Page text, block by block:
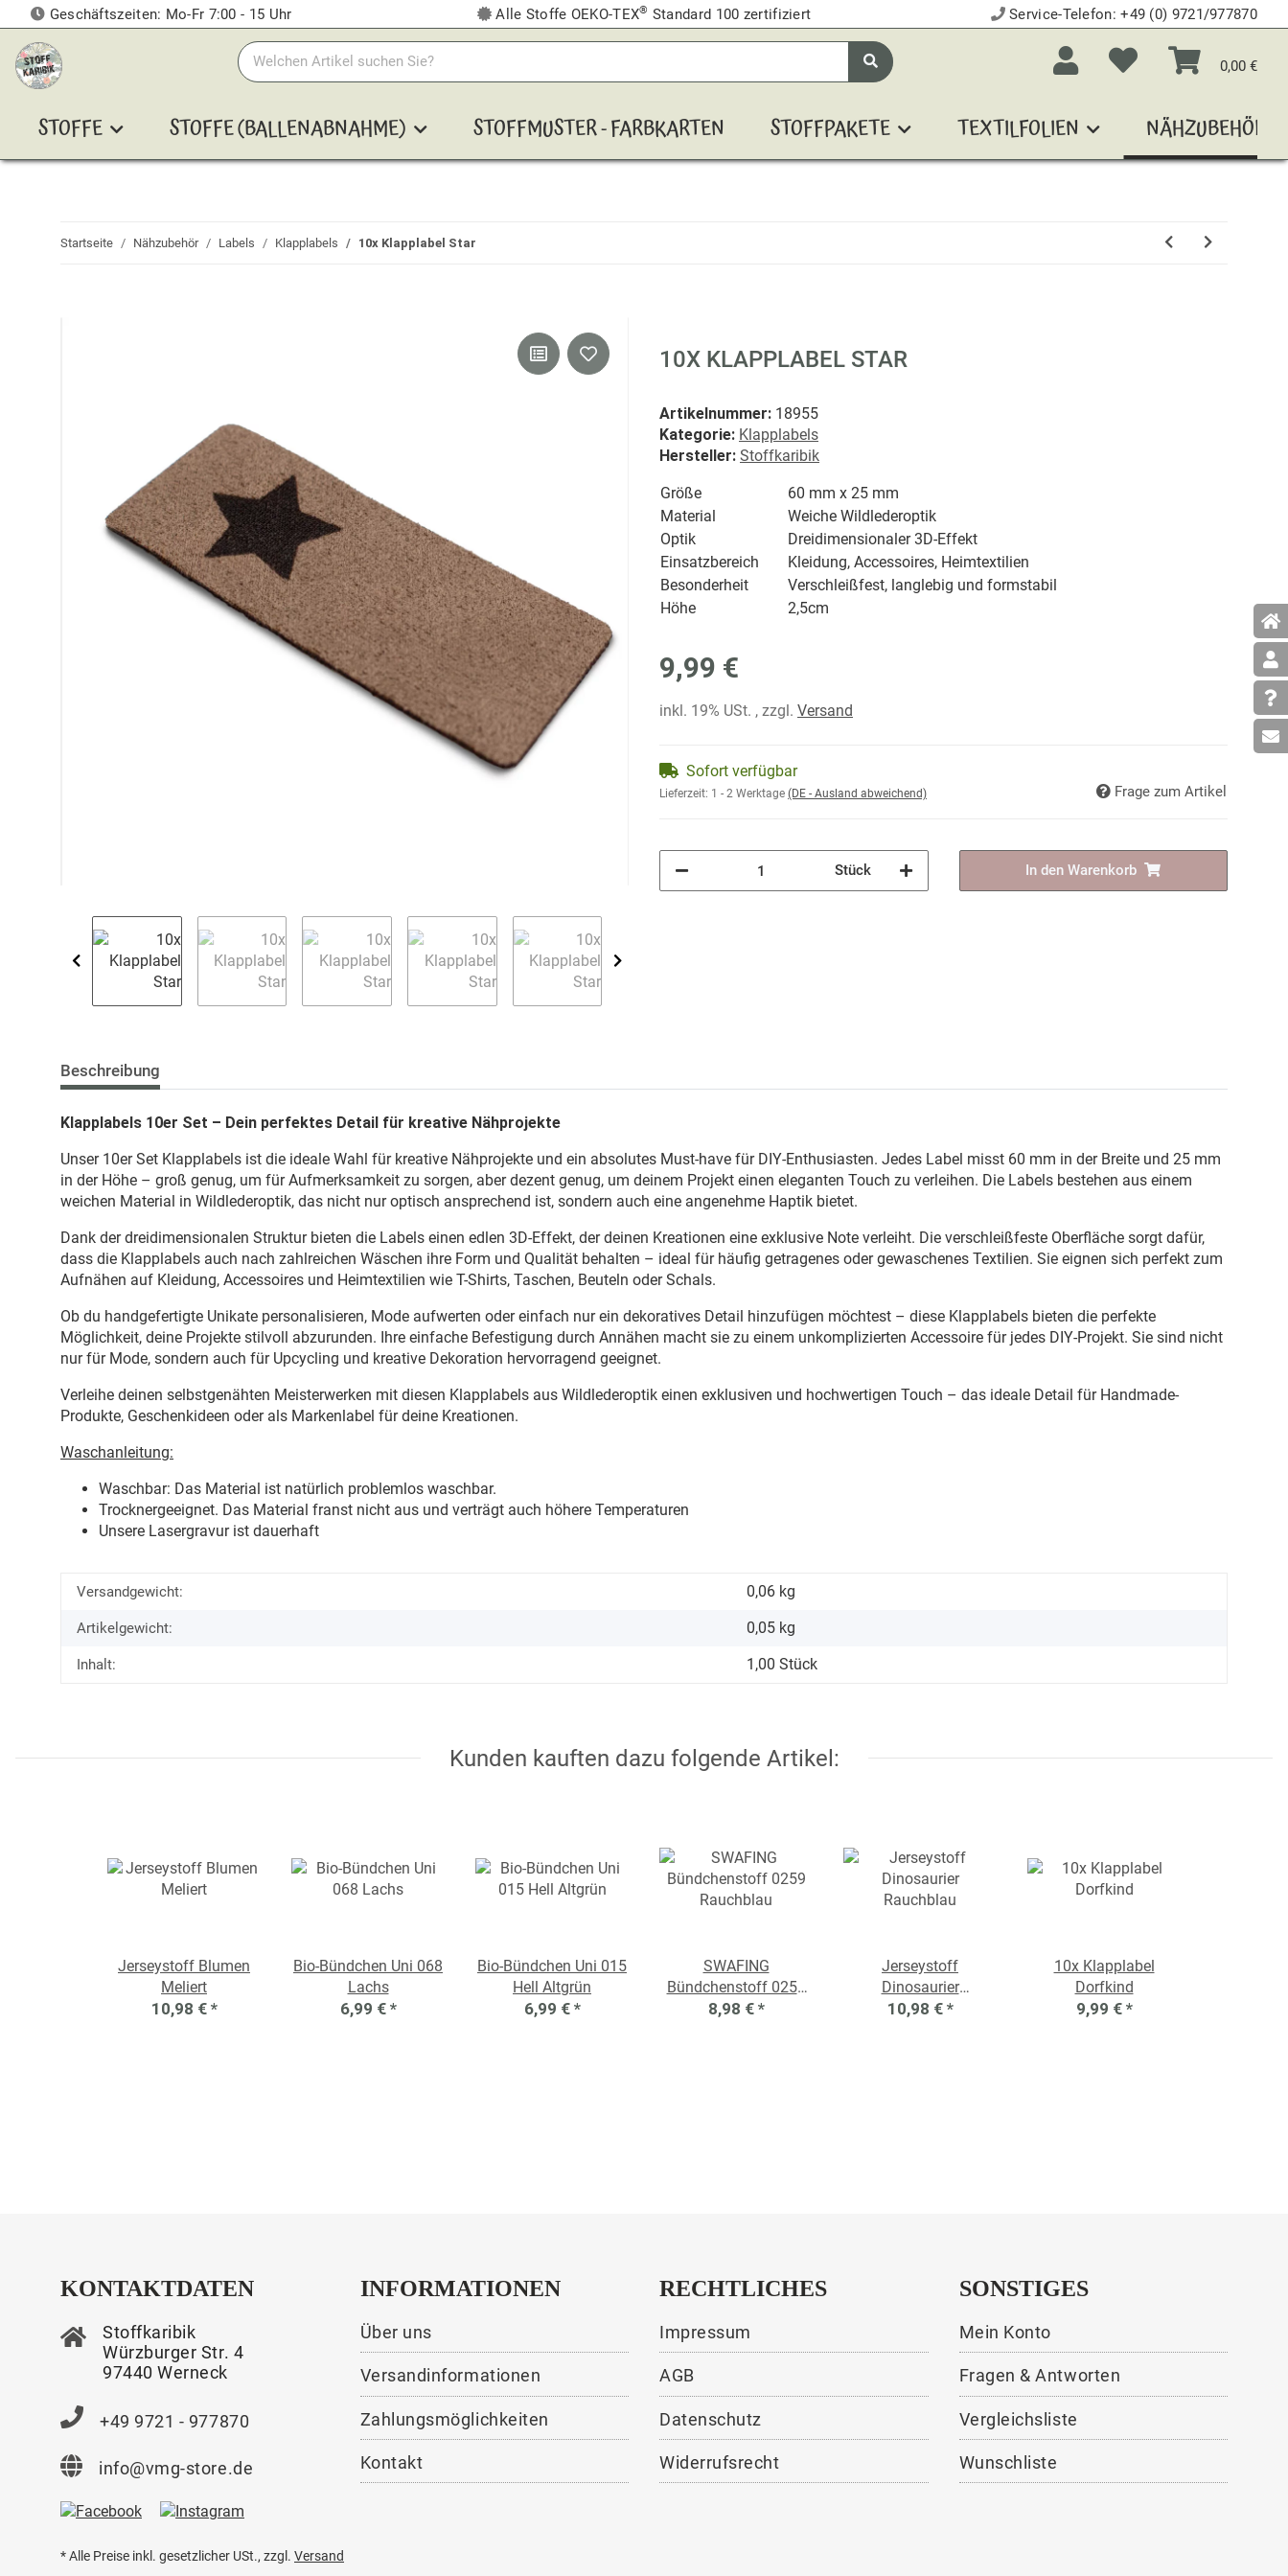
Geschäftszeiten: Mo-Fr 7:00 - 15 Uhr Alle Stoffe OEKO-TEX® Standard 100 zertifiziert Service-Telefon:+49 (0) 9721/977870
0,00 €
STOFFE STOFFE (BALLENABNAHME) STOFFMUSTER - FARBKARTEN STOFFPAKETE TEXTILFOLIEN NÄHZUBEHÖR
Startseite Nähzubehör Labels Klapplabels 10x Klapplabel Star
10X KLAPPLABEL STAR
Artikelnummer: 18955
Kategorie: Klapplabels
Hersteller: Stoffkaribik
Größe
60 mm x 25 mm
Material
Weiche Wildlederoptik
Optik
Dreidimensionaler 3D-Effekt
Einsatzbereich
Kleidung, Accessoires, Heimtextilien
Besonderheit
Verschleißfest, langlebig und formstabil
Höhe
2,5cm
9,99 €
inkl. 19% USt. , zzgl. Versand
Sofort verfügbar
Lieferzeit: 1 - 2 Werktage (DE - Ausland abweichend) Frage zum Artikel
Stück In den Warenkorb
Beschreibung
Klapplabels 10er Set – Dein perfektes Detail für kreative Nähprojekte
Unser 10er Set Klapplabels ist die ideale Wahl für kreative Nähprojekte und ein absolutes Must-have für DIY-Enthusiasten. Jedes Label misst 60 mm in der Breite und 25 mm
in der Höhe – groß genug, um für Aufmerksamkeit zu sorgen, aber dezent genug, um deinem Projekt einen eleganten Touch zu verleihen. Die Labels bestehen aus einem
weichen Material in Wildlederoptik, das nicht nur optisch ansprechend ist, sondern auch eine angenehme Haptik bietet.
Dank der dreidimensionalen Struktur bieten die Labels einen edlen 3D-Effekt, der deinen Kreationen eine exklusive Note verleiht. Die verschleißfeste Oberfläche sorgt dafür,
dass die Klapplabels auch nach zahlreichen Wäschen ihre Form und Qualität behalten – ideal für häufig getragenes oder gewaschenes Textilien. Sie eignen sich perfekt zum
Aufnähen auf Kleidung, Accessoires und Heimtextilien wie T-Shirts, Taschen, Beuteln oder Schals.
Ob du handgefertigte Unikate personalisieren, Mode aufwerten oder einfach nur ein dekoratives Detail hinzufügen möchtest – diese Klapplabels bieten die perfekte
Möglichkeit, deine Projekte stilvoll abzurunden. Ihre einfache Befestigung durch Annähen macht sie zu einem unkomplizierten Accessoire für jedes DIY-Projekt. Sie sind nicht
nur für Mode, sondern auch für Upcycling und kreative Dekoration hervorragend geeignet.
Verleihe deinen selbstgenähten Meisterwerken mit diesen Klapplabels aus Wildlederoptik einen exklusiven und hochwertigen Touch – das ideale Detail für Handmade-
Produkte, Geschenkideen oder als Markenlabel für deine Kreationen.
Waschanleitung:
Waschbar: Das Material ist natürlich problemlos waschbar.
Trocknergeeignet. Das Material franst nicht aus und verträgt auch höhere Temperaturen
Unsere Lasergravur ist dauerhaft
Versandgewicht: 0,06 kg
Artikelgewicht: 0,05 kg
Inhalt: 1,00 Stück
Kunden kauften dazu folgende Artikel:
Jerseystoff Blumen
Meliert
10,98 € *
Bio-Bündchen Uni 068
Lachs
6,99 € *
Bio-Bündchen Uni 015
Hell Altgrün
6,99 € *
SWAFING
Bündchenstoff 0259
Rauchblau
8,98 € *
Jerseystoff
Dinosaurier
Rauchblau
10,98 € *
10x Klapplabel
Dorfkind
9,99 € *
KONTAKTDATEN
Stoffkaribik
Würzburger Str. 4
97440 Werneck
+49 9721 - 977870
info@vmg-store.de
INFORMATIONEN
Über uns
Versandinformationen
Zahlungsmöglichkeiten
Kontakt
RECHTLICHES
Impressum
AGB
Datenschutz
Widerrufsrecht
SONSTIGES
Mein Konto
Fragen & Antworten
Vergleichsliste
Wunschliste
* Alle Preise inkl. gesetzlicher USt., zzgl. Versand